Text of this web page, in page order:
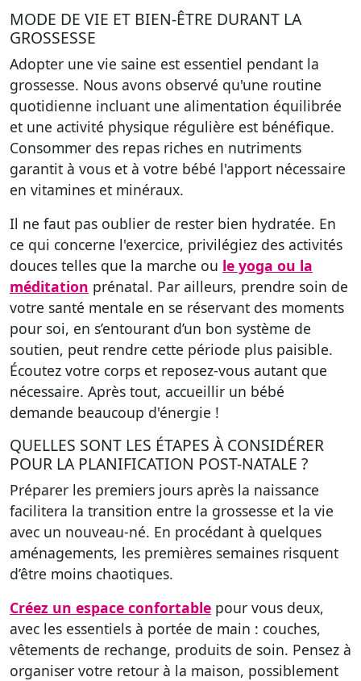
MODE DE VIE ET BIEN-ÊTRE DURANT LA
GROSSESSE
Adopter une vie saine est essentiel pendant la
grossesse. Nous avons observé qu'une routine
quotidienne incluant une alimentation équilibrée
et une activité physique régulière est bénéfique.
Consommer des repas riches en nutriments
garantit à vous et à votre bébé l'apport nécessaire
en vitamines et minéraux.
Il ne faut pas oublier de rester bien hydratée. En
ce qui concerne l'exercice, privilégiez des activités
douces telles que la marche ou le yoga ou la
méditation prénatal. Par ailleurs, prendre soin de
votre santé mentale en se réservant des moments
pour soi, en s’entourant d’un bon système de
soutien, peut rendre cette période plus paisible.
Écoutez votre corps et reposez-vous autant que
nécessaire. Après tout, accueillir un bébé
demande beaucoup d'énergie !
QUELLES SONT LES ÉTAPES À CONSIDÉRER
POUR LA PLANIFICATION POST-NATALE ?
Préparer les premiers jours après la naissance
facilitera la transition entre la grossesse et la vie
avec un nouveau-né. En procédant à quelques
aménagements, les premières semaines risquent
d’être moins chaotiques.
Créez un espace confortable pour vous deux,
avec les essentiels à portée de main : couches,
vêtements de rechange, produits de soin. Pensez à
organiser votre retour à la maison, possiblement